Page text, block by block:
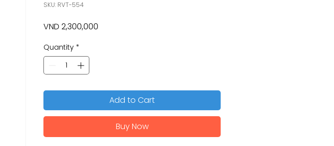
SKU: RVT-554
VND 2,300,000
Quantity *
Add to Cart
Buy Now